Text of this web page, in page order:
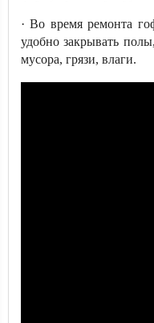
· Во время ремонта
удобно закрывать
мусора, грязи, влаги.